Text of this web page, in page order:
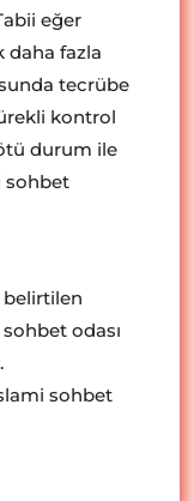
eğer
daha fazla
tecrübe
kontrol
durum ile
sohbet
belirtilen
odası
sohbet